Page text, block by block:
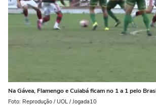
Na Gávea, Flamengo e Cuiabá ficam no 1 a 1 pelo
Foto: Reprodução / UOL / Jogada10